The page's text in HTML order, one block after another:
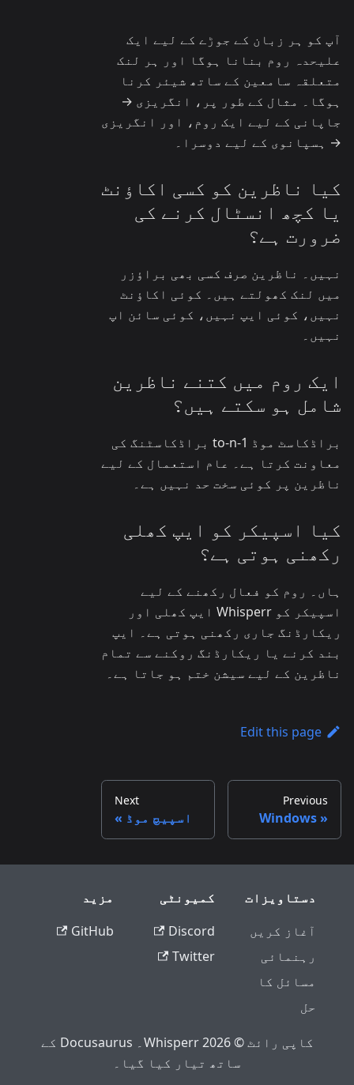
آپ کو ہر زبان کے جوڑے کے لیے ایک
علیحدہ روم بنانا ہوگا اور ہر لنک
متعلقہ سامعین کے ساتھ شیئر کرنا
ہوگا۔ مثال کے طور پر، انگریزی →
جاپانی کے لیے ایک روم، اور انگریزی
→ ہسپانوی کے لیے دوسرا۔
کیا ناظرین کو کسی اکاؤنٹ
یا کچھ انسٹال کرنے کی
ضرورت ہے؟
نہیں۔ ناظرین صرف کسی بھی براؤزر
میں لنک کھولتے ہیں۔ کوئی اکاؤنٹ
نہیں، کوئی ایپ نہیں، کوئی سائن اپ
نہیں۔
ایک روم میں کتنے ناظرین
شامل ہو سکتے ہیں؟
براڈکاسٹ موڈ 1-to-n براڈکاسٹنگ کی
معاونت کرتا ہے۔ عام استعمال کے لیے
ناظرین پر کوئی سخت حد نہیں ہے۔
کیا اسپیکر کو ایپ کھلی
رکھنی ہوتی ہے؟
ہاں۔ روم کو فعال رکھنے کے لیے
اسپیکر کو Whisperr ایپ کھلی اور
ریکارڈنگ جاری رکھنی ہوتی ہے۔ ایپ
بند کرنے یا ریکارڈنگ روکنے سے تمام
ناظرین کے لیے سیشن ختم ہو جاتا ہے۔
Edit this page
Previous
Windows
Next
اسپیچ موڈ
دستاویزات
آغاز کریں
رہنمائی
مسائل کا
حل
کمیونٹی
Discord
Twitter
مزید
GitHub
کاپی رائٹ © 2026 Whisperr۔ Docusaurus کے
ساتھ تیار کیا گیا۔